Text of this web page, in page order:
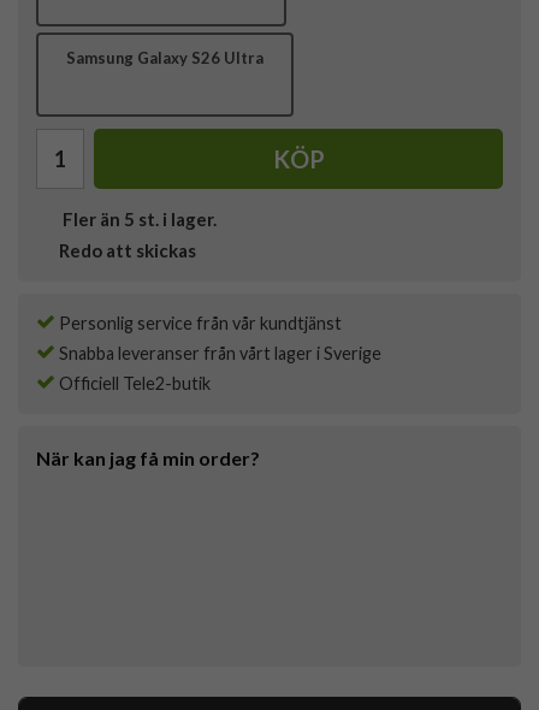
Samsung Galaxy S26 Ultra
KÖP
Fler än 5 st. i lager.
Redo att skickas
Personlig service från vår kundtjänst
Snabba leveranser från vårt lager i Sverige
Officiell Tele2-butik
När kan jag få min order?